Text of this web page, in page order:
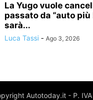
La Yugo vuole
passato da “auto più
sarà...
Luca Tassi - Ago 3, 2026
Autotoday.it - P. IVA